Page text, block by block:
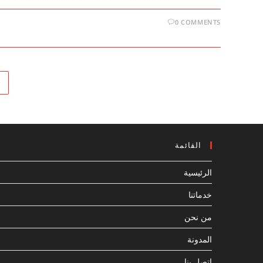
0 COMMENTS
القائمة
الرئيسية
خدماتنا
من نحن
المدونة